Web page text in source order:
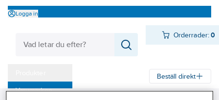
Logga in
Orderrader:0
Varumärken
Beställ direkt